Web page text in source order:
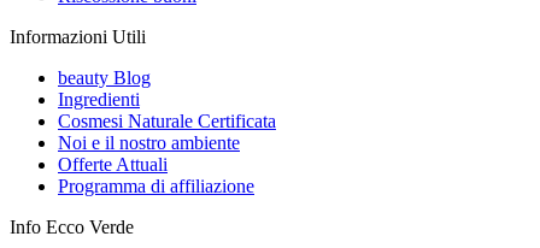
Informazioni Utili
beauty Blog
Ingredienti
Cosmesi Naturale Certificata
Noi e il nostro ambiente
Offerte Attuali
Programma di affiliazione
Info Ecco Verde